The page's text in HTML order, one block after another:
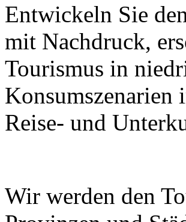
Entwickeln Sie
mit Nachdruck,
Tourismus in
Reise- und
Wir werden den